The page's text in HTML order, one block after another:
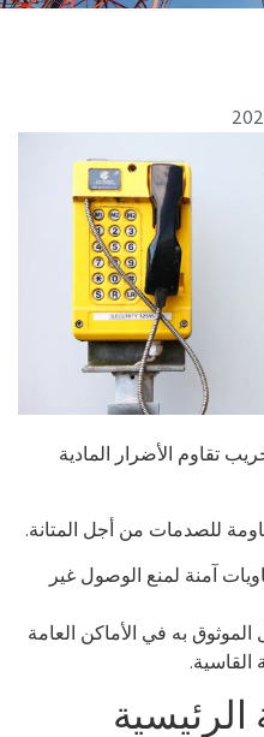
الأضرار المادية
للصدمات من أجل المتانة.
آمنة لمنع الوصول غير
به في الأماكن العامة